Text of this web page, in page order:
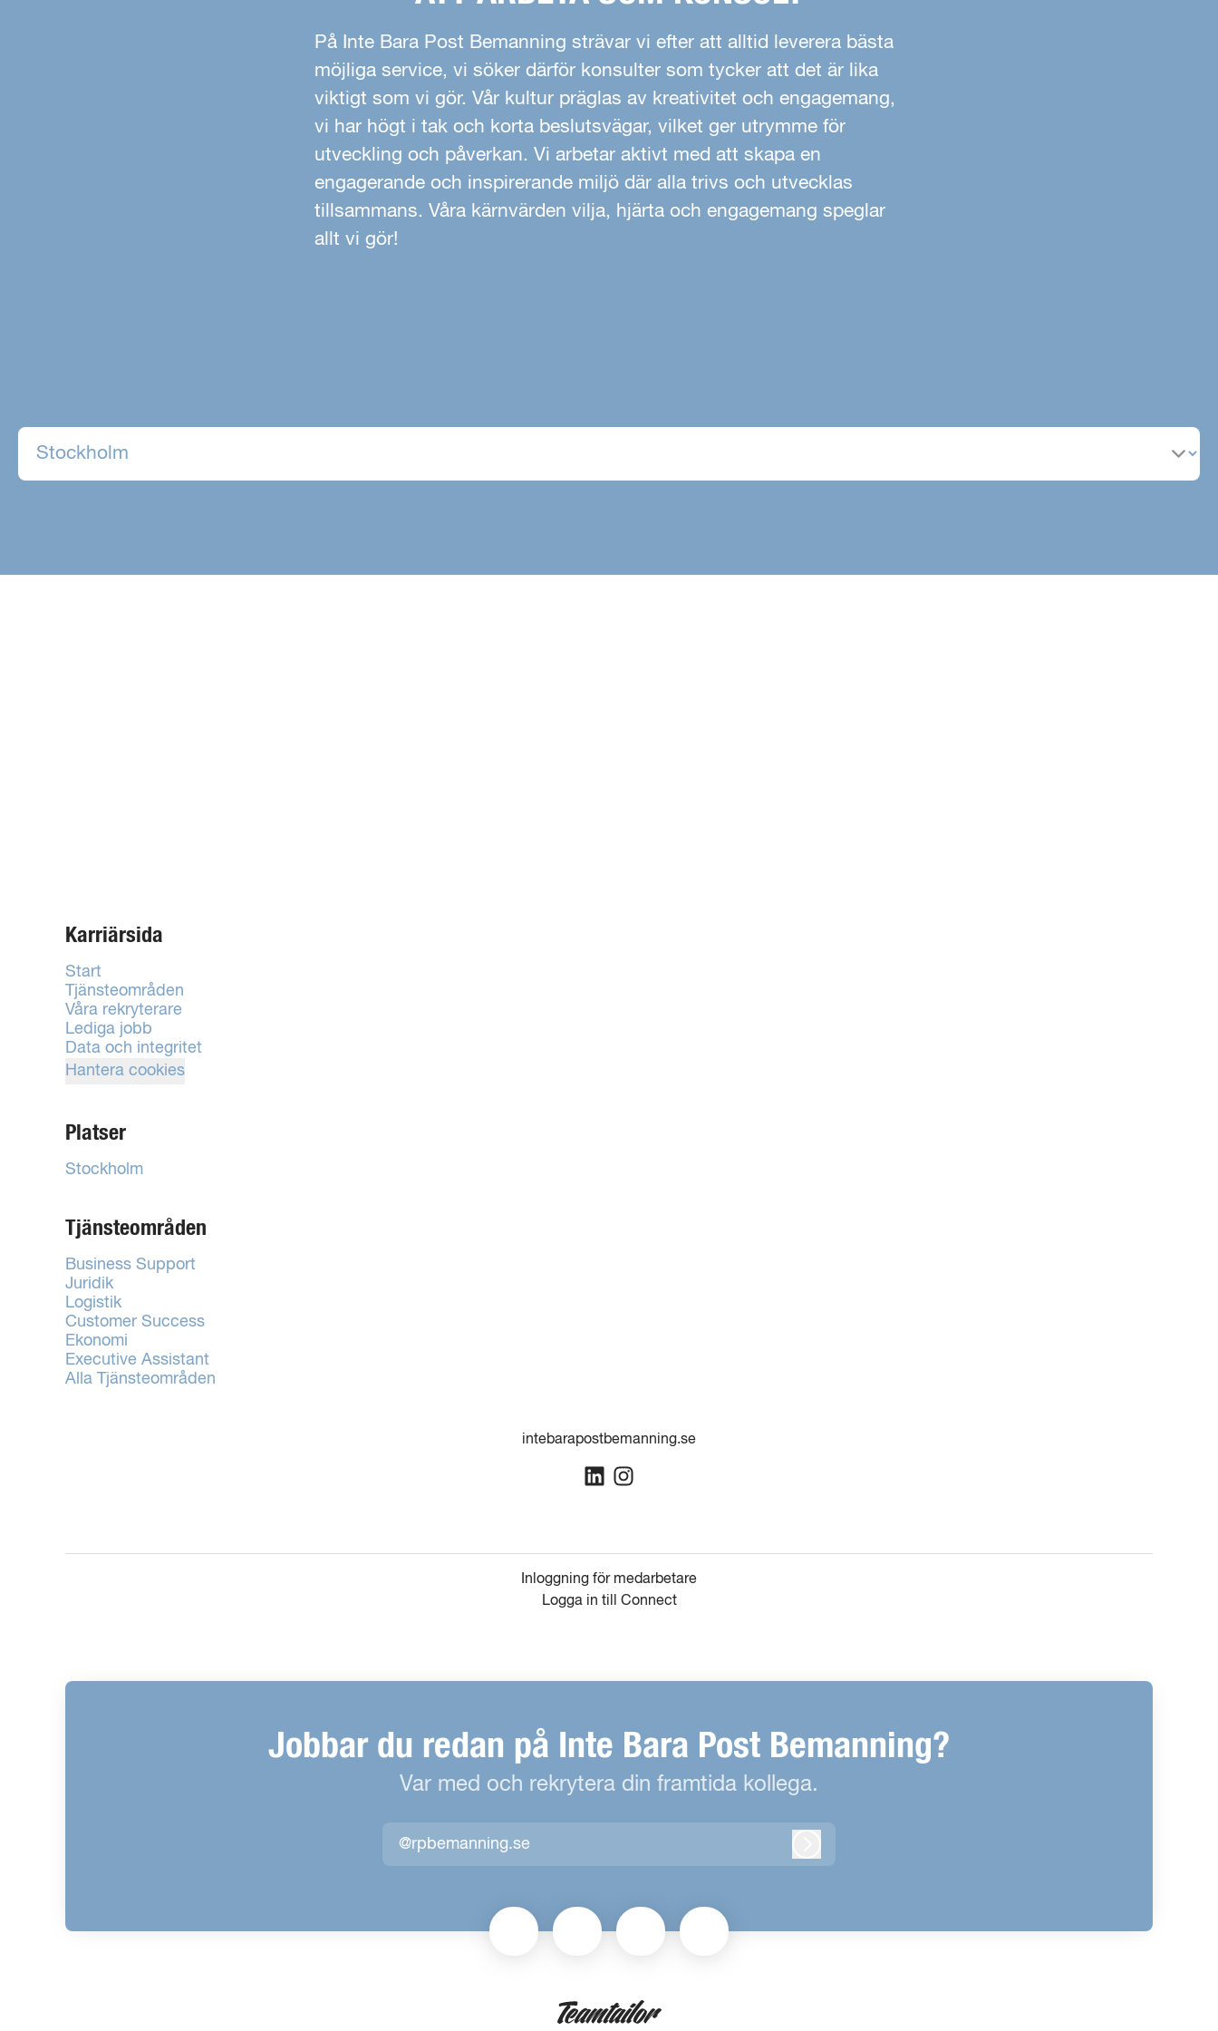
På Inte Bara Post Bemanning strävar vi efter att alltid leverera bästa
möjliga service, vi söker därför konsulter som tycker att det är lika
viktigt som vi gör. Vår kultur präglas av kreativitet och engagemang,
vi har högt i tak och korta beslutsvägar, vilket ger utrymme för
utveckling och påverkan. Vi arbetar aktivt med att skapa en
engagerande och inspirerande miljö där alla trivs och utvecklas
tillsammans. Våra kärnvärden vilja, hjärta och engagemang speglar
allt vi gör!
Karriärsida
Start
Tjänsteområden
Våra rekryterare
Lediga jobb
Data och integritet
Hantera cookies
Platser
Stockholm
Tjänsteområden
Business Support
Juridik
Logistik
Customer Success
Ekonomi
Executive Assistant
Alla Tjänsteområden
intebarapostbemanning.se
Inloggning för medarbetare
Logga in till Connect
Jobbar du redan på Inte Bara Post Bemanning?
Var med och rekrytera din framtida kollega.
@rpbemanning.se